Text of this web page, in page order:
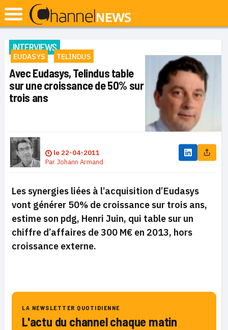
INTERVIEWS
EUDASYS TELINDUS
Avec Eudasys, Telindus table
sur une croissance de 50% sur
trois ans
le 22-04-2011
Par Johann Armand
Les synergies liées à l’acquisition d’Eudasys
vont générer 50% de croissance sur trois ans,
estime son pdg, Henri Juin, qui table sur un
chiffre d’affaires de 300 M€ en 2013, hors
croissance externe.
LA NEWSLETTER QUOTIDIENNE
L'actu du channel chaque matin